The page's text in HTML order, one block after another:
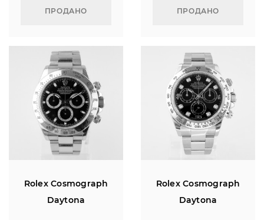
ПРОДАНО ПРОДАНО
Rolex Cosmograph
Daytona
Rolex Cosmograph
Daytona